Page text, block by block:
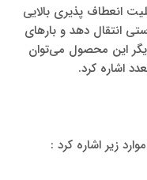
انعطاف پذیری بالایی
انتقال دهد و بارهای
این محصول می‌توان
اشاره کرد.
زیر اشاره کرد :